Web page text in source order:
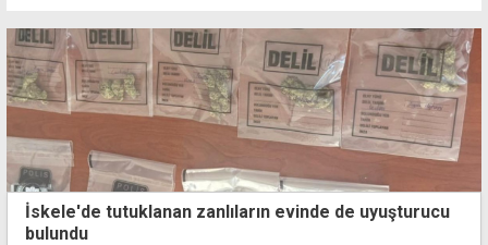
İskele'de tutuklanan zanlıların evinde de uyuşturucu
bulundu